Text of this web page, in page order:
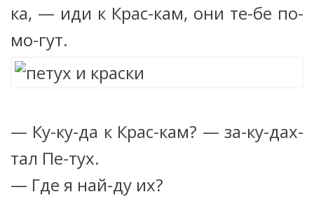
ка, — иди к Крас-кам, они те-бе по-
мо-гут.
— Ку-ку-да к Крас-кам? — за-ку-дах-
тал Пе-тух.
— Где я най-ду их?